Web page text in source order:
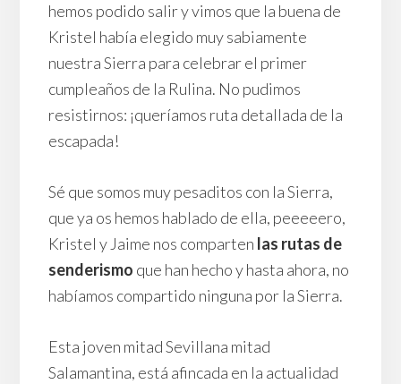
hemos podido salir y vimos que la buena de
Kristel había elegido muy sabiamente
nuestra Sierra para celebrar el primer
cumpleaños de la Rulina. No pudimos
resistirnos: ¡queríamos ruta detallada de la
escapada!
Sé que somos muy pesaditos con la Sierra,
que ya os hemos hablado de ella, peeeeero,
Kristel y Jaime nos comparten las rutas de
senderismo que han hecho y hasta ahora, no
habíamos compartido ninguna por la Sierra.
Esta joven mitad Sevillana mitad
Salamantina, está afincada en la actualidad